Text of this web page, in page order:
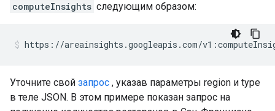
computeInsights следующим образом:
Уточните свой запрос , указав параметры region и type
в теле JSON. В этом примере показан запрос на